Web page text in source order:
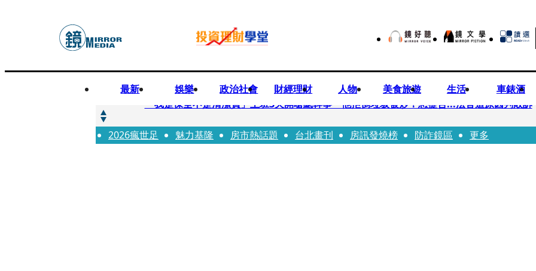
最新 娛樂 政治社會 財經理財 人物 美食旅遊 生活 車錶酒
快訊
「我是保全不是清潔員」上班3天開嗆總幹事 他拒倒垃圾被炒！怒提告...法官這原因判敗訴
快訊
吳建豪生日願望成真 周渝民苦練吉他獻唱、言承旭阿信暖心祝福
2026瘋世足 魅力基隆 房市熱話題 台北畫刊 房訊發燒榜 防詐鏡區 更多